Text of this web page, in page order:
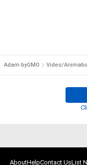
を保有していたとして
の管理委託を受けてい
ル、リバースエンジニ
せん。)を行うことはで
であると判断した場合
このアイテムに関する
Adam byGMO Video/
AboutHelpContact UsList